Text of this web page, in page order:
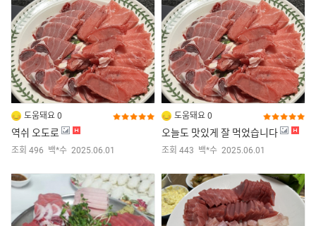
도움돼요 0
역쉬 오도로
조회 496 백*수 2025.06.01
도움돼요 0
오늘도 맛있게 잘 먹었습니다
조회 443 백*수 2025.06.01